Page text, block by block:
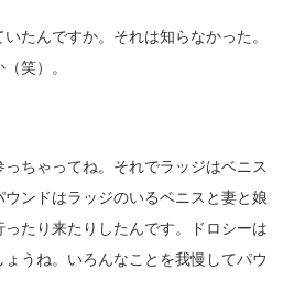
たんですか。それは知らなかった。
笑）。
ちゃってね。それでラッジはベニス
ンドはラッジのいるベニスと妻と娘
たり来たりしたんです。ドロシーは
うね。いろんなことを我慢してパウ